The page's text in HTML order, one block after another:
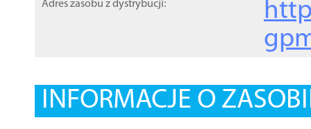
Adres zasobu z dystrybucji:
INFORMACJE O